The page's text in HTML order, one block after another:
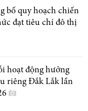
bố quy hoạch chiến
đạt tiêu chí đô thị
hoạt động hưởng
riêng Đắk Lắk lần